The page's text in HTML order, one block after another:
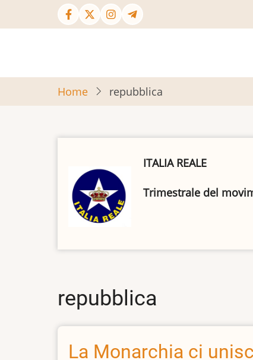
al
Home repubblica
ITALIA REALE
Trimestrale del
repubblica
La Monarchia ci